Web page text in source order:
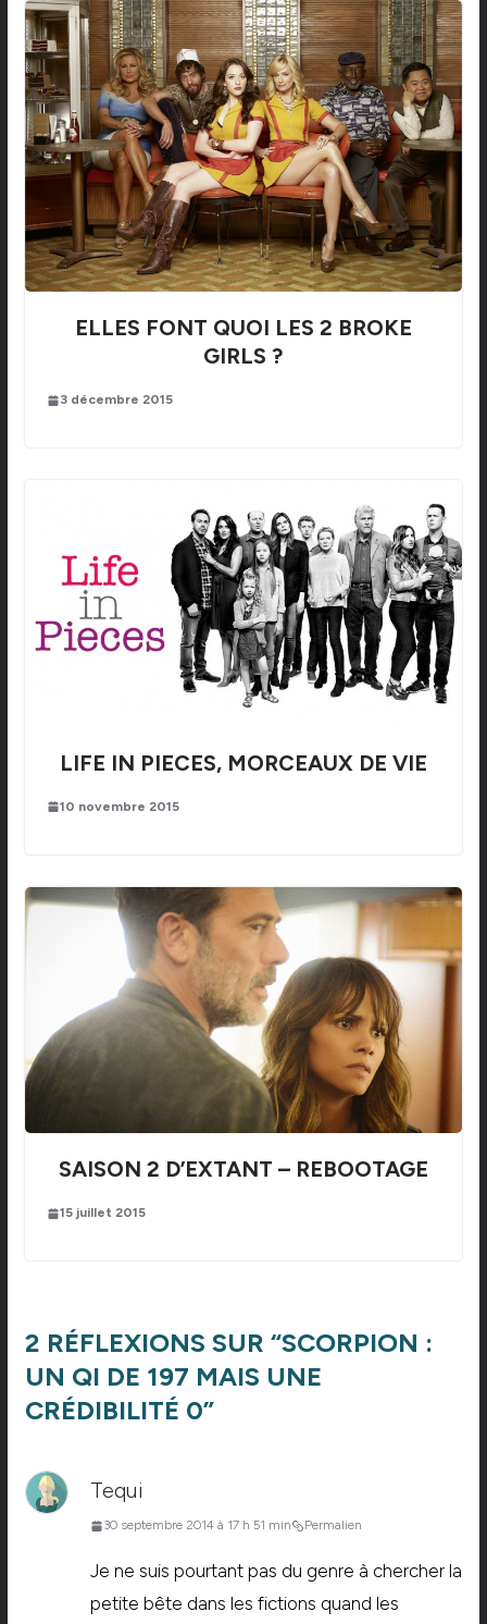
ELLES FONT QUOI LES 2 BROKE
GIRLS ?
3 décembre 2015
LIFE IN PIECES, MORCEAUX DE VIE
10 novembre 2015
SAISON 2 D’EXTANT – REBOOTAGE
15 juillet 2015
2 RÉFLEXIONS SUR “SCORPION :
UN QI DE 197 MAIS UNE
CRÉDIBILITÉ 0”
Tequi
30 septembre 2014 à 17 h 51 min Permalien
Je ne suis pourtant pas du genre à chercher la
petite bête dans les fictions quand les